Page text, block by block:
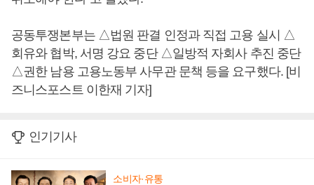
공동투쟁본부는 △법원 판결 인정과 직접 고용 실시 △
회유와 협박, 서명 강요 중단 △일방적 자회사 추진 중단
△권한 남용 고용노동부 사무관 문책 등을 요구했다. [비
즈니스포스트 이한재 기자]
인기기사
소비자·유통